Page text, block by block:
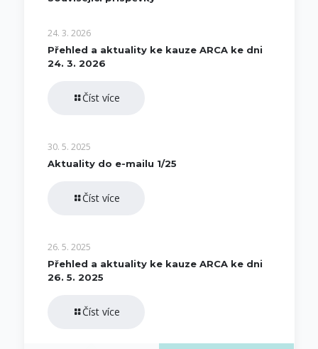
24. 3. 2026
Přehled a aktuality ke kauze ARCA ke dni
24. 3. 2026
Číst více
30. 5. 2025
Aktuality do e-mailu 1/25
Číst více
26. 5. 2025
Přehled a aktuality ke kauze ARCA ke dni
26. 5. 2025
Číst více